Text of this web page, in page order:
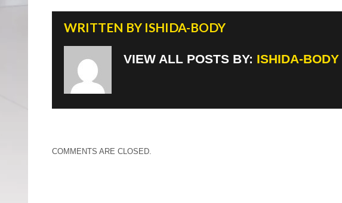
WRITTEN BY ISHIDA-BODY
VIEW ALL POSTS BY: ISHIDA-BODY
COMMENTS ARE CLOSED.